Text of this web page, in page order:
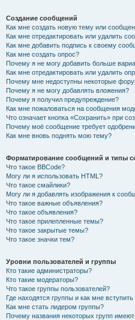
Создание сообщений
Как мне создать новую тему или
Как мне отредактировать или удалить
Как мне добавить подпись к своему
Как мне создать опрос?
Почему я не могу добавить больше
Как мне отредактировать или удалить
Почему мне недоступны некоторые
Почему я не могу добавлять вложения?
Почему я получил предупреждение?
Как мне пожаловаться на сообщения
Что означает кнопка «Сохранить» при
Почему моё сообщение требует
Как мне вновь поднять мою тему?
Форматирование сообщений и типы
Что такое BBCode?
Могу ли я использовать HTML?
Что такое смайлики?
Могу ли я добавлять изображения к
Что такое важные объявления?
Что такое объявления?
Что такое прилепленные темы?
Что такое закрытые темы?
Что такое значки тем?
Уровни пользователей и группы
Кто такие администраторы?
Кто такие модераторы?
Что такое группы пользователей?
Где находятся группы и как мне вступить
Как мне стать лидером группы?
Почему названия некоторых групп